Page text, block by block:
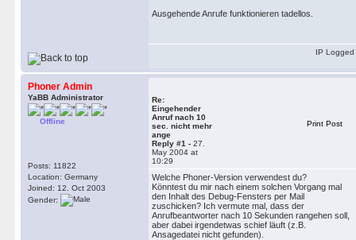
Ausgehende Anrufe funktionieren tadellos.
IP Logged
Phoner Admin
YaBB Administrator
Offline
Posts: 11822
Location: Germany
Joined: 12. Oct 2003
Gender:
Re:
Eingehender
Anruf nach 10
sec. nicht mehr
ange
Reply #1 - 27.
May 2004 at
10:29
Print Post
Welche Phoner-Version verwendest du?
Könntest du mir nach einem solchen Vorgang mal
den Inhalt des Debug-Fensters per Mail
zuschicken? Ich vermute mal, dass der
Anrufbeantworter nach 10 Sekunden rangehen soll,
aber dabei irgendetwas schief läuft (z.B.
Ansagedatei nicht gefunden).